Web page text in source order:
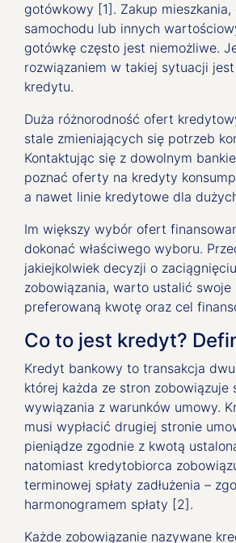
gotówkowy [1]. Zakup mieszkania,
samochodu lub innych
gotówkę często jest niemożliwe.
rozwiązaniem w takiej sytuacji
kredytu.
Duża różnorodność ofert
stale zmieniających się potrzeb
Kontaktując się z dowolnym
poznać oferty na kredyty
a nawet linie kredytowe dla
Im większy wybór ofert
dokonać właściwego wyboru.
jakiejkolwiek decyzji o
zobowiązania, warto ustalić swoje
preferowaną kwotę oraz cel
Co to jest kredyt?
Kredyt bankowy to transakcja
której każda ze stron zobowiązuje
wywiązania z warunków umowy.
musi wypłacić drugiej stronie
pieniądze zgodnie z kwotą
natomiast kredytobiorca
terminowej spłaty zadłużenia –
harmonogramem spłaty [2].
Każde zobowiązanie nazywane